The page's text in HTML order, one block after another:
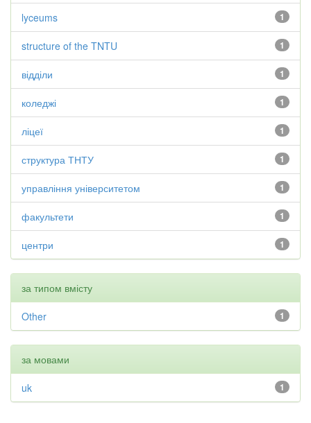
1
lyceums
1
structure of the TNTU
1
відділи
1
коледжі
1
ліцеї
1
структура ТНТУ
1
управління університетом
1
факультети
1
центри
за типом вмісту
1
Other
за мовами
1
uk